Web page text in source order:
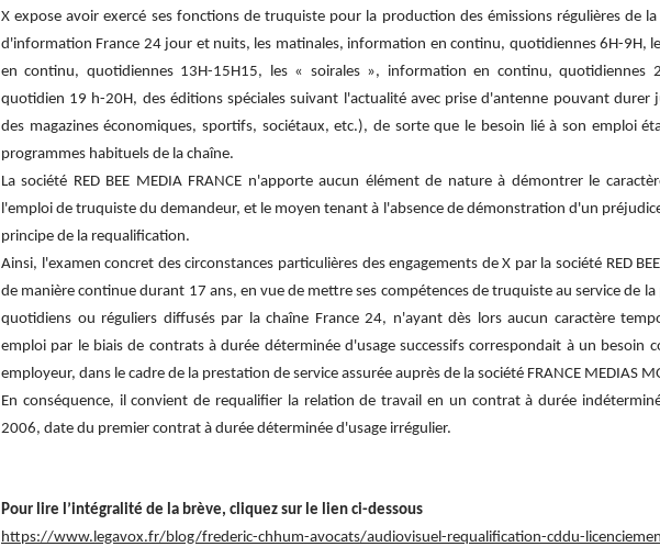
X expose avoir exercé ses fonctions de truquiste pour la production des émissions régulières de
d'information France 24 jour et nuits, les matinales, information en continu, quotidiennes 6H-9H,
en continu, quotidiennes 13H-15H15, les « soirales », information en continu, quotidiennes
quotidien 19 h-20H, des éditions spéciales suivant l'actualité avec prise d'antenne pouvant durer
des magazines économiques, sportifs, sociétaux, etc.), de sorte que le besoin lié à son emploi
programmes habituels de la chaîne.
La société RED BEE MEDIA FRANCE n'apporte aucun élément de nature à démontrer le
l'emploi de truquiste du demandeur, et le moyen tenant à l'absence de démonstration d'un
principe de la requalification.
Ainsi, l'examen concret des circonstances particulières des engagements de X par la société RED
de manière continue durant 17 ans, en vue de mettre ses compétences de truquiste au service de
quotidiens ou réguliers diffusés par la chaîne France 24, n'ayant dès lors aucun caractère
emploi par le biais de contrats à durée déterminée d'usage successifs correspondait à un besoin
employeur, dans le cadre de la prestation de service assurée auprès de la société FRANCE MEDIAS
En conséquence, il convient de requalifier la relation de travail en un contrat à durée
2006, date du premier contrat à durée déterminée d'usage irrégulier.
Pour lire l’intégralité de la brève, cliquez sur le lien ci-dessous
https://www.legavox.fr/blog/frederic-chhum-avocats/audiovisuel-requalification-cddu-